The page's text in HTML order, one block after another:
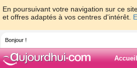
En poursuivant votre navigation sur ce
et offres adaptés à vos centres d'intérêt.
Bonjour !
Accueil